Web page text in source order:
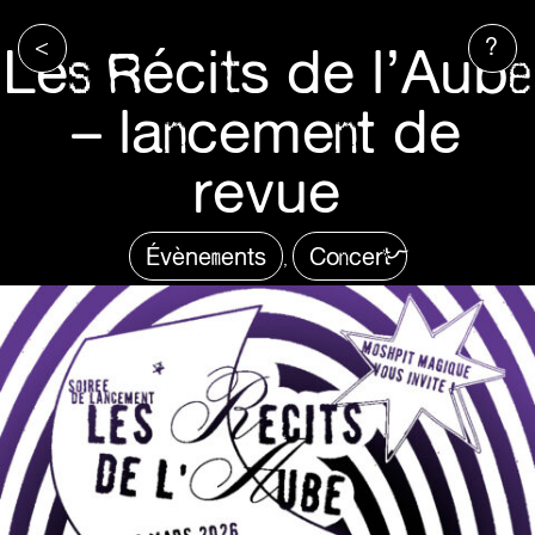
< ?
Les Récits de l’Aube
– lancement de
revue
Évènements , Concert